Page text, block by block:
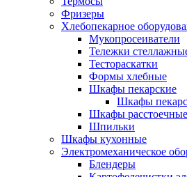
Фризеры
Хлебопекарное
Мукопросеиватели
Тележки
Тестораскатки
Формы хлебные
Шкафы пекарские
Шкафы
Шкафы расстоечные
Шпильки
Шкафы кухонные
Электромеханическое
Блендеры